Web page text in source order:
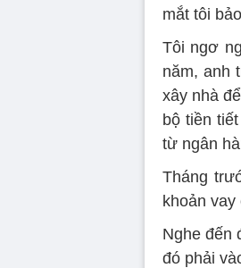
mắt tôi
Tôi ngơ
năm, anh
xây nhà
bộ tiền
từ ngân
Tháng
khoản
Nghe đến
đó phải